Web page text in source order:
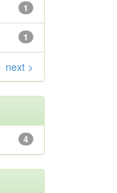
1
1
next >
4